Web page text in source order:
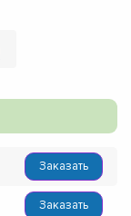
Заказать
Заказать